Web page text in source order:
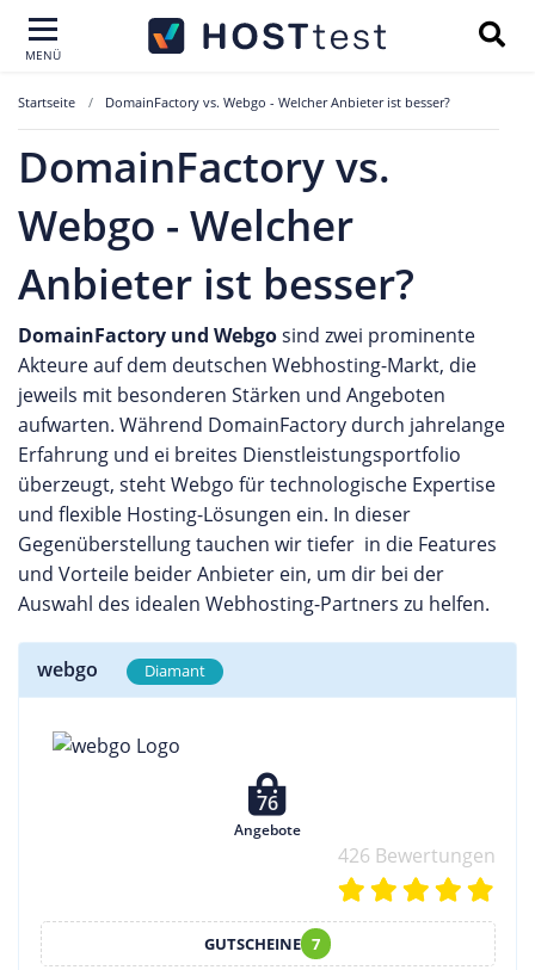
MENÜ
Startseite DomainFactory vs. Webgo - Welcher Anbieter ist besser?
DomainFactory vs.
Webgo - Welcher
Anbieter ist besser?
DomainFactory und Webgosind zwei prominente
Akteure auf dem deutschen Webhosting-Markt, die
jeweils mit besonderen Stärken und Angeboten
aufwarten. Während DomainFactory durch jahrelange
Erfahrung und ei breites Dienstleistungsportfolio
überzeugt, steht Webgo für technologische Expertise
und flexible Hosting-Lösungen ein. In dieser
Gegenüberstellung tauchen wir tiefer in die Features
und Vorteile beider Anbieter ein, um dir bei der
Auswahl des idealen Webhosting-Partners zu helfen.
webgo Diamant
76
Angebote
426 Bewertungen
GUTSCHEINE 7